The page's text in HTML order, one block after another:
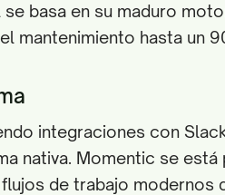
basa en su maduro
mantenimiento hasta un
integraciones con
nativa. Momentic se está
de trabajo